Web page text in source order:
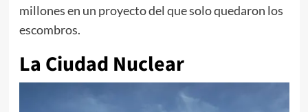
millones en un proyecto del que solo quedaron los
escombros.
La Ciudad Nuclear